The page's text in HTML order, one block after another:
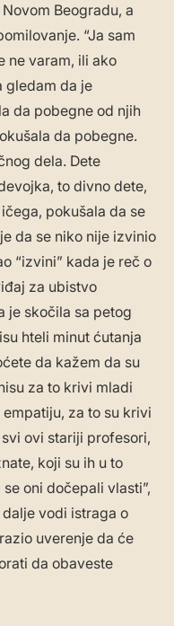
Beogradu, a
“Ja sam
ne varam, ili ako
gledam da je
da pobegne od njih
da pobegne.
dela. Dete
to divno dete,
pokušala da se
da se niko nije izvinio
“izvini” kada je reč o
za ubistvo
je skočila sa petog
hteli minut ćutanja
da kažem da su
za to krivi mladi
za to su krivi
ovi stariji profesori,
koji su ih u to
oni dočepali vlasti”,
vodi istraga o
uverenje da će
da obaveste